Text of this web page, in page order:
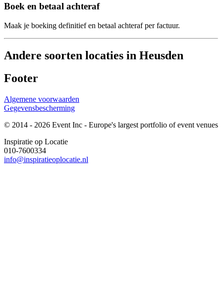
Boek en betaal achteraf
Maak je boeking definitief en betaal achteraf per factuur.
Andere soorten locaties in Heusden
Footer
Algemene voorwaarden
Gegevensbescherming
© 2014 - 2026 Event Inc - Europe's largest portfolio of event venues
Inspiratie op Locatie
010-7600334
info@inspiratieoplocatie.nl